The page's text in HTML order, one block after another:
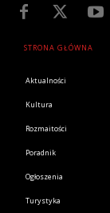
STRONA GŁÓWNA
Aktualności
Kultura
Rozmaitości
Poradnik
Ogłoszenia
Turystyka